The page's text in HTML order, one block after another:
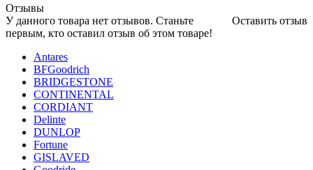
Отзывы
Оставить отзыв
У данного товара нет отзывов. Станьте
первым, кто оставил отзыв об этом товаре!
Antares
BFGoodrich
BRIDGESTONE
CONTINENTAL
CORDIANT
Delinte
DUNLOP
Fortune
GISLAVED